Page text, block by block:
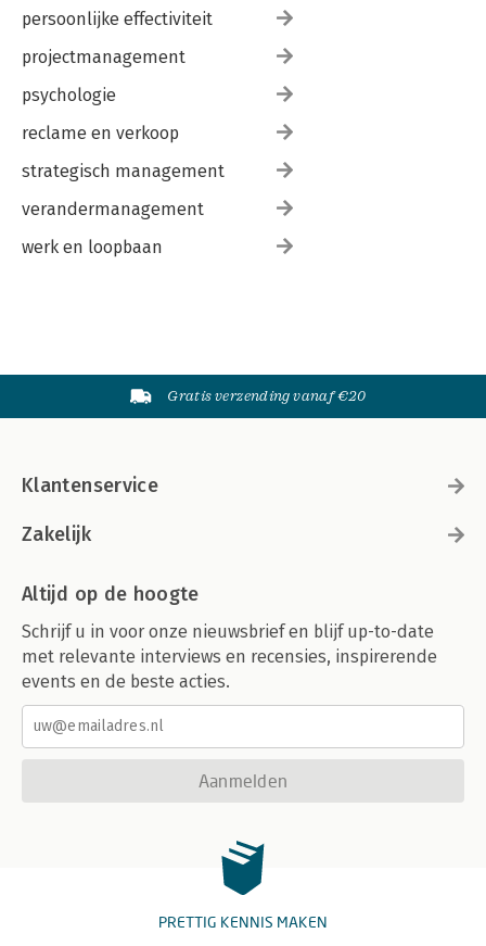
persoonlijke effectiviteit
projectmanagement
psychologie
reclame en verkoop
strategisch management
verandermanagement
werk en loopbaan
Gratis verzending vanaf €20
Klantenservice
Zakelijk
Altijd op de hoogte
Schrijf u in voor onze nieuwsbrief en blijf up-to-date
met relevante interviews en recensies, inspirerende
events en de beste acties.
Aanmelden
PRETTIG KENNIS MAKEN